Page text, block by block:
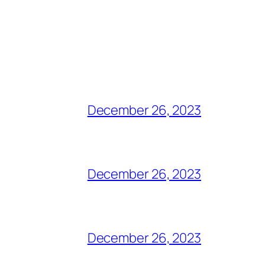
December 26, 2023
December 26, 2023
December 26, 2023